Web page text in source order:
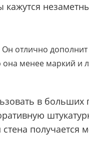
отлично дополнит
она менее маркий и
в больших
получается